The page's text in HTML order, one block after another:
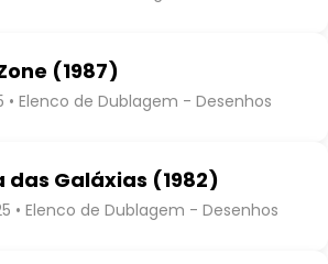
(1987)
• Elenco de Dublagem - Desenhos
das Galáxias (1982)
• Elenco de Dublagem - Desenhos